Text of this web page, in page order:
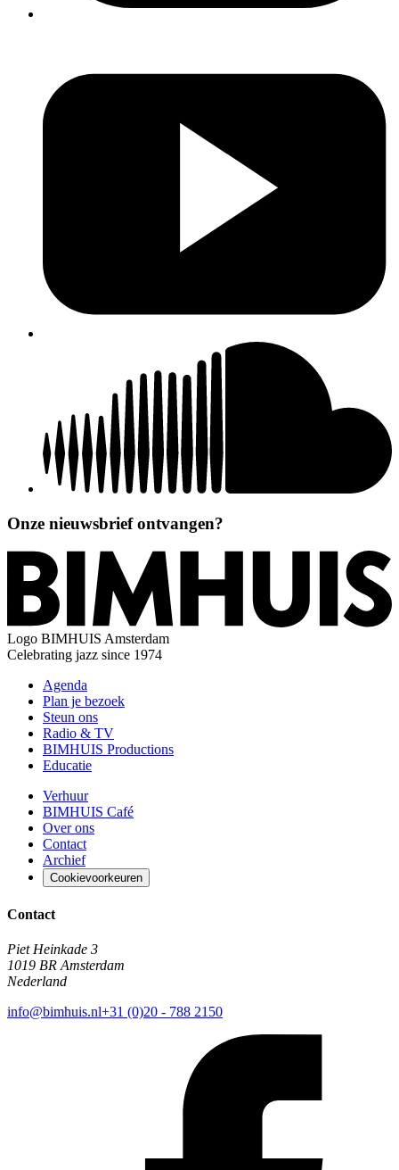
Onze nieuwsbrief ontvangen?
Logo BIMHUIS Amsterdam
Celebrating jazz since 1974
Agenda
Plan je bezoek
Steun ons
Radio & TV
BIMHUIS Productions
Educatie
Verhuur
BIMHUIS Café
Over ons
Contact
Archief
Cookievoorkeuren
Contact
Piet Heinkade 3
1019 BR Amsterdam
Nederland
info@bimhuis.nl+31 (0)20 - 788 2150